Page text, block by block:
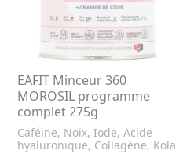
EAFIT Minceur 360
MOROSIL programme
complet 275g
Caféine, Noix, Iode, Acide
hyaluronique, Collagène, Kola